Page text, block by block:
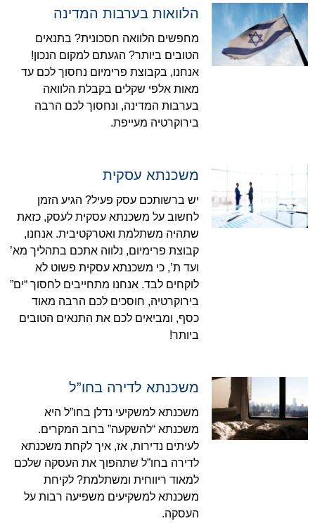
הלוואות בערבות המדינה
מחפשים הלוואה חסכונית? בתנאים
הטובים ביותר? הגעתם למקום הנכון!
אנחנו, בקבוצת פרימיום נחסוך לכם עד
מאות אלפי שקלים בקבלת הלוואה
בערבות המדינה, ונחסוך לכם הרבה
בירוקרטיה מעייפת.
משכנתא עסקית
יש ברשותכם עסק פעיל? הגיע הזמן
לחשוב על משכנתא עסקית לעסק, כזאת
שתהיה משתלמת ואטרקטיבית. אנחנו,
קבוצת פרימיום, נלווה אתכם בתהליך מא’
ועד ת’, כי משכנתא עסקית פשוט לא
לוקחים לבד. אנחנו מתחייבים לחסוך “ים”
בירוקרטיה, חוסכים לכם הרבה מאוד
כסף, ומביאים לכם את התנאים הטובים
ביותר!
משכנתא לדירה בחו”ל
משכנתא למשקיעי נדלן בחו”ל היא
משכנתא “להשקעה” ברוב המקרים.
לעיתים נדירות, אז, איך לקחת משכנתא
לדירה בחו”ל שתהפוך את העסקה שלכם
למאוד ריווחית ומשתלמת? לקיחת
משכנתא למשקיעים משפיעה רבות על
העסקה.